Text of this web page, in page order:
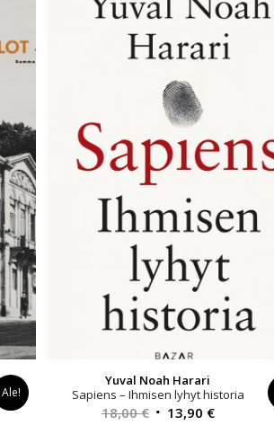
Ale!
Yuval Noah Harari
Sapiens – Ihmisen lyhyt historia
18,00€ Alkuperäinen
13,90 €Nykyinen